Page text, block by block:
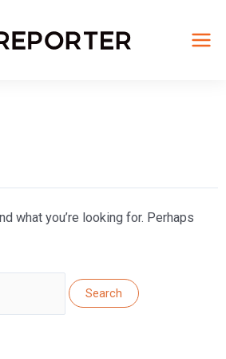
what you’re looking for. Perhaps